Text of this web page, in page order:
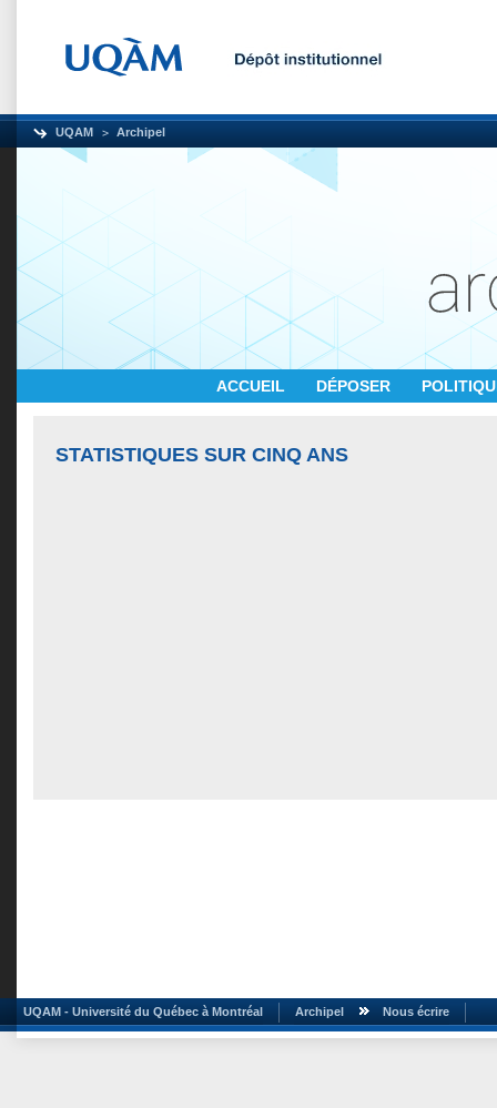
UQAM Archipel
ACCUEIL DÉPOSER
STATISTIQUES SUR CINQ ANS
UQAM - Université du Québec à Montréal Archipel Nous écrire